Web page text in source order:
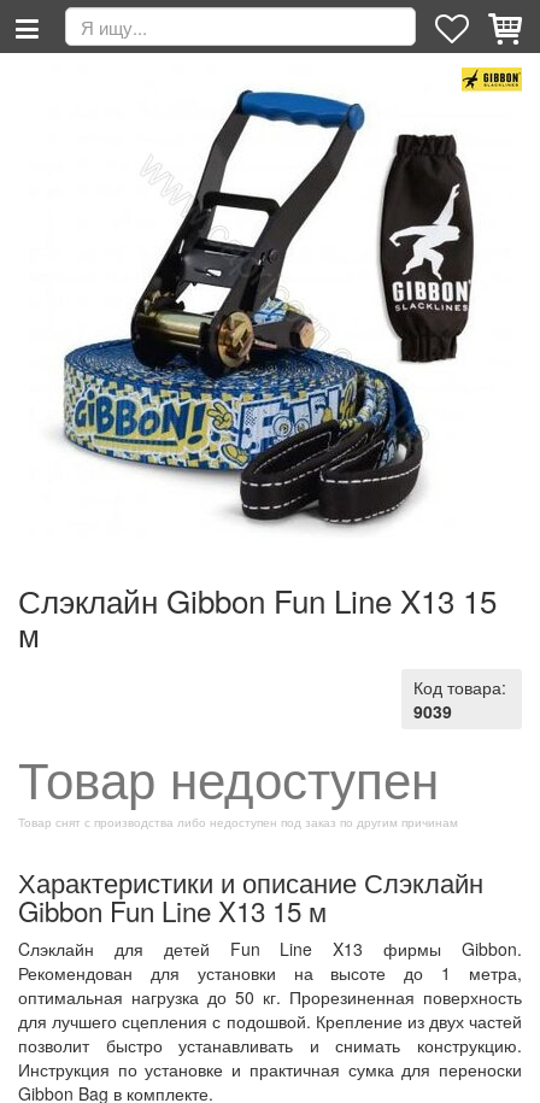
Слэклайн Gibbon Fun Line X13 15
м
Код товара:
9039
Товар недоступен
Товар снят с производства либо недоступен под заказ по другим причинам
Характеристики и описание Слэклайн
Gibbon Fun Line X13 15 м
Cлэклайн для детей Fun Line X13 фирмы Gibbon.
Рекомендован для установки на высоте до 1 метра,
оптимальная нагрузка до 50 кг. Прорезиненная поверхность
для лучшего сцепления с подошвой. Крепление из двух частей
позволит быстро устанавливать и снимать конструкцию.
Инструкция по установке и практичная сумка для переноски
Gibbon Bag в комплекте.